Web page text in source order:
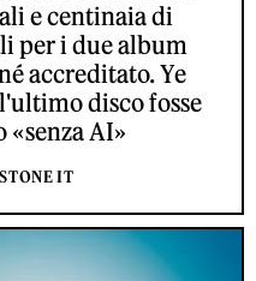
e centinaia di
per i due album
accreditato. Ye
disco fosse
«senza AI»
IT